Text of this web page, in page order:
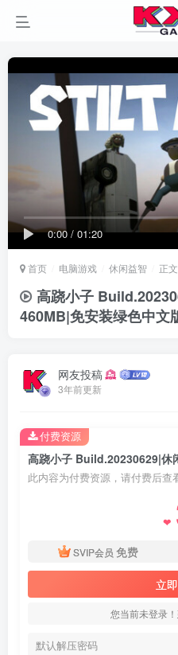
0:00 / 01:20
首页 电脑游戏 休闲益智 正文
高跷小子
460MB|免安装绿色中文
网友投稿
3年前更新
此内容为付费资源，请付费后查
❤
SVIP会员 免费
立
您当前未登录
默认解压密码
付费资源